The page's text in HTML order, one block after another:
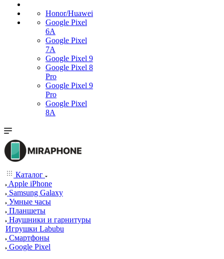
Honor/Huawei
Google Pixel
6A
Google Pixel
7А
Google Pixel 9
Google Pixel 8
Pro
Google Pixel 9
Pro
Google Pixel
8A
Каталог
Apple iPhone
Samsung Galaxy
Умные часы
Планшеты
Наушники и гарнитуры
Игрушки Labubu
Смартфоны
Google Pixel